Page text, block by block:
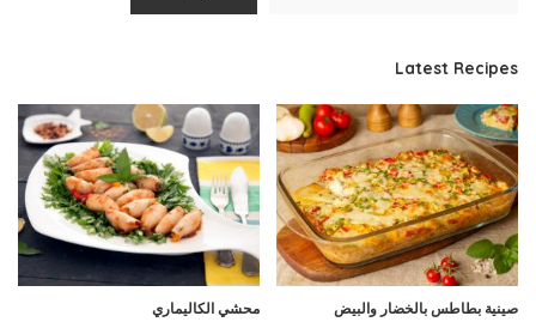
Latest Recipes
صينية بطاطس بالخضار والبيض محشي الكاليماري